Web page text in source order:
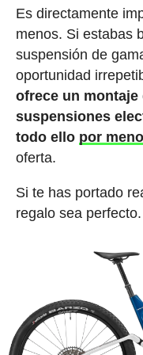
Es directamente
menos. Si estabas
suspensión de
oportunidad
ofrece un montaje
suspensiones
todo ello por
oferta.
Si te has portado
regalo sea perfecto.